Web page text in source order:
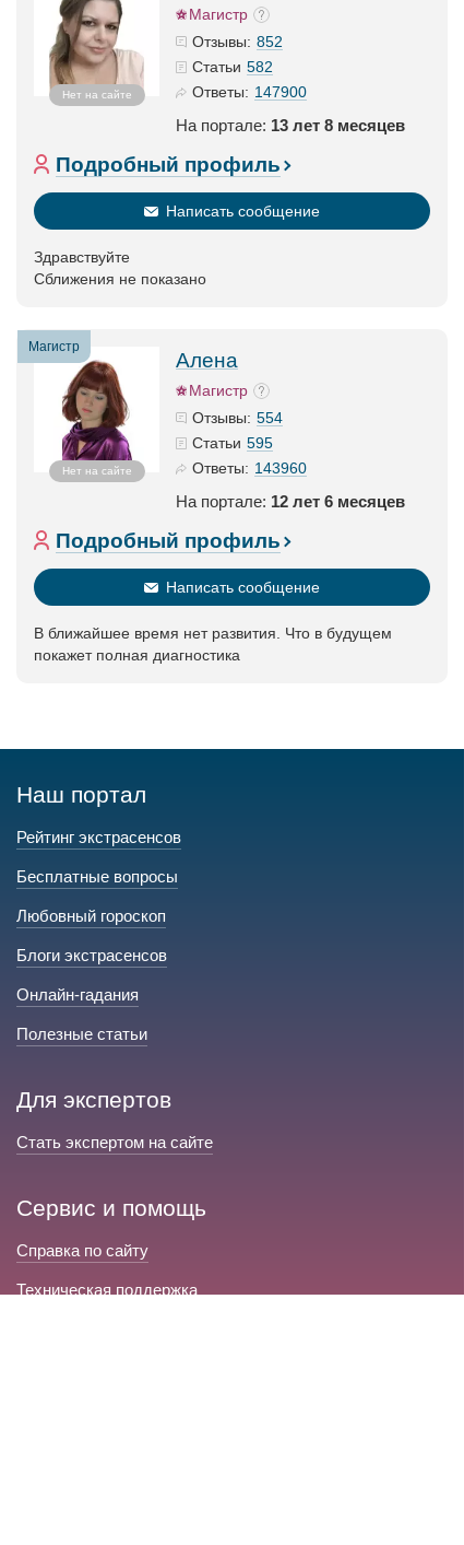
Нет на сайте
Магистр
Отзывы: 852
Статьи 582
Ответы: 147900
На портале: 13 лет 8 месяцев
Подробный профиль
Написать сообщение
Здравствуйте
Сближения не показано
Магистр
Нет на сайте
Алена
Магистр
Отзывы: 554
Статьи 595
Ответы: 143960
На портале: 12 лет 6 месяцев
Подробный профиль
Написать сообщение
В ближайшее время нет развития. Что в будущем
покажет полная диагностика
Наш портал
Рейтинг экстрасенсов
Бесплатные вопросы
Любовный гороскоп
Блоги экстрасенсов
Онлайн-гадания
Полезные статьи
Для экспертов
Стать экспертом на сайте
Сервис и помощь
Справка по сайту
Техническая поддержка